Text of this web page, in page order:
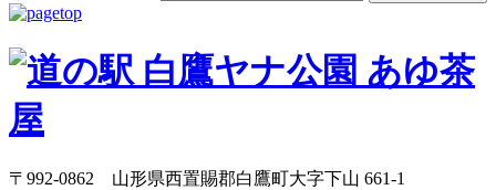
〒992-0862 山形県西置賜郡白鷹町大字下山 661-1